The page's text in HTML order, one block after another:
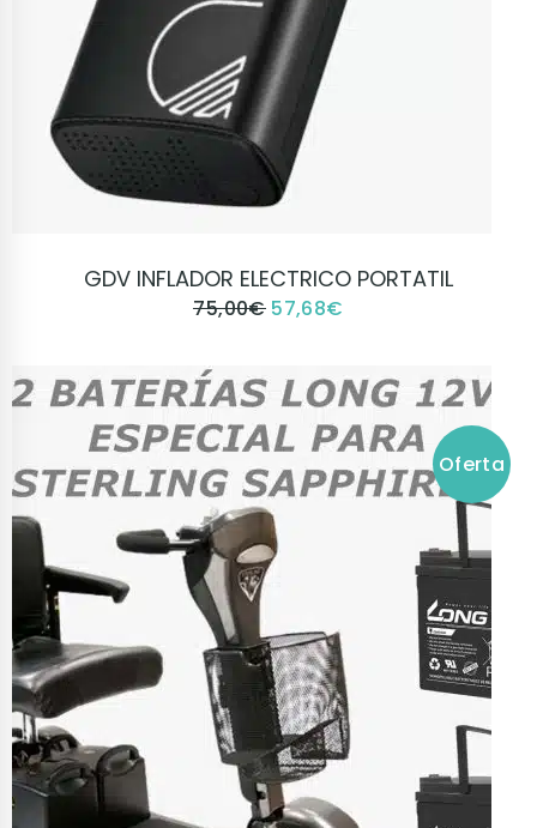
VER PRODUCTO
GDV INFLADOR ELECTRICO PORTATIL
75,00€ 57,68€
Oferta